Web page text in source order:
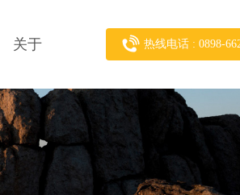
关于 热线电话 : 0898-